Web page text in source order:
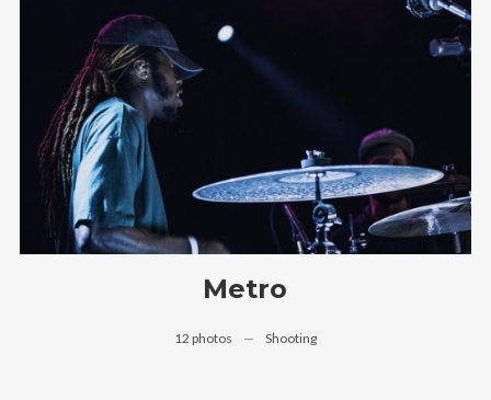
Metro
12 photos — Shooting